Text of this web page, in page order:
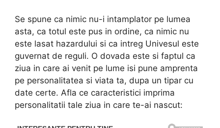
Se spune ca nimic nu-i intamplator pe lumea
asta, ca totul este pus in ordine, ca nimic nu
este lasat hazardului si ca intreg Univesul este
guvernat de reguli. O dovada este si faptul ca
ziua in care ai venit pe lume isi pune amprenta
pe personalitatea si viata ta, dupa un tipar cu
date certe. Afla ce caracteristici imprima
personalitatii tale ziua in care te-ai nascut: